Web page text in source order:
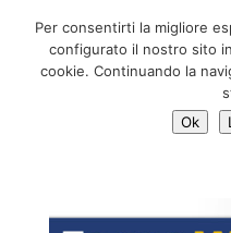
Per consentirti la migliore
configurato il nostro sito
cookie. Continuando la
Ok